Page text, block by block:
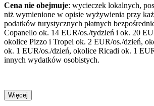
Cena nie obejmuje: wycieczek lokalnych,
niż wymienione w opisie wyżywienia przy
podatków turystycznych płatnych
Copanello ok. 14 EUR/os./tydzień i ok. 20
okolice Pizzo i Tropei ok. 2 EUR/os./dzień,
ok. 1 EUR/os./dzień, okolice Ricadi ok. 1
innych wydatków osobistych.
Więcej